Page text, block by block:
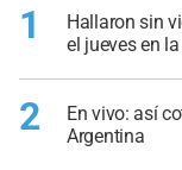
1
Hallaron sin
el jueves en
2
En vivo: así
Argentina